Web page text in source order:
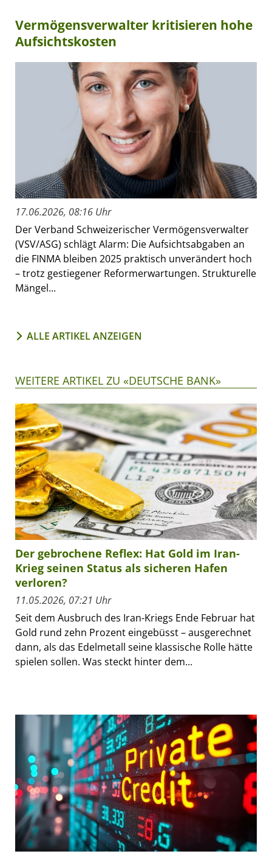
Vermögensverwalter kritisieren hohe
Aufsichtskosten
17.06.2026, 08:16 Uhr
Der Verband Schweizerischer Vermögensverwalter
(VSV/ASG) schlägt Alarm: Die Aufsichtsabgaben an
die FINMA bleiben 2025 praktisch unverändert hoch
– trotz gestiegener Reformerwartungen. Strukturelle
Mängel...
ALLE ARTIKEL ANZEIGEN
WEITERE ARTIKEL ZU «DEUTSCHE BANK»
Der gebrochene Reflex: Hat Gold im Iran-
Krieg seinen Status als sicheren Hafen
verloren?
11.05.2026, 07:21 Uhr
Seit dem Ausbruch des Iran-Kriegs Ende Februar hat
Gold rund zehn Prozent eingebüsst – ausgerechnet
dann, als das Edelmetall seine klassische Rolle hätte
spielen sollen. Was steckt hinter dem...